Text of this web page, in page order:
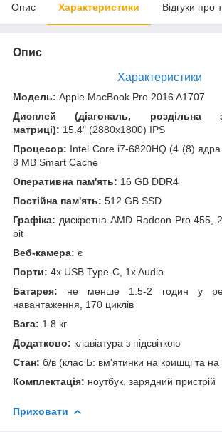
Опис Характеристики Відгуки про
Опис
Характеристики
Модель: Apple MacBook Pro 2016 A1707
Дисплей (діагональ, роздільна
матриці): 15.4" (2880x1800) IPS
Процесор: Intel Core i7-6820HQ (4 (8)
8 MB Smart Cache
Оперативна пам'ять: 16 GB DDR4
Постійна пам'ять: 512 GB SSD
Графіка: дискретна AMD Radeon Pro 455,
bit
Веб-камера: є
Порти: 4x USB Type-C, 1x Audio
Батарея: не менше 1.5-2 годин у
навантаження, 170 циклів
Вага: 1.8 кг
Додатково: клавіатура з підсвіткою
Стан: б/в (клас Б: вм'ятинки на кришці та на
Комплектація: ноутбук, зарядний пристрій
Приховати